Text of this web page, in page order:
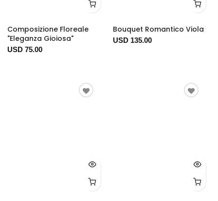
Composizione Floreale
"Eleganza Gioiosa"
USD 75.00
Bouquet Romantico Viola
USD 135.00